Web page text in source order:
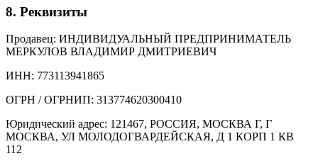
8. Реквизиты
Продавец: ИНДИВИДУАЛЬНЫЙ ПРЕДПРИНИМАТЕЛЬ
МЕРКУЛОВ ВЛАДИМИР ДМИТРИЕВИЧ
ИНН: 773113941865
ОГРН / ОГРНИП: 313774620300410
Юридический адрес: 121467, РОССИЯ, МОСКВА Г, Г
МОСКВА, УЛ МОЛОДОГВАРДЕЙСКАЯ, Д 1 КОРП 1 КВ
112